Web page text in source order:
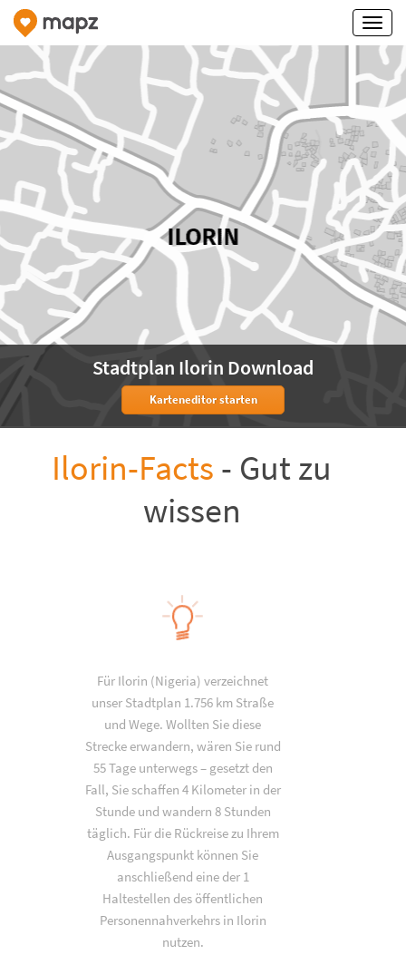
Stadtplan Ilorin Download
Karteneditor starten
Ilorin-Facts - Gut zu
wissen
Für Ilorin (Nigeria) verzeichnet
unser Stadtplan 1.756 km Straße
und Wege. Wollten Sie diese
Strecke erwandern, wären Sie rund
55 Tage unterwegs – gesetzt den
Fall, Sie schaffen 4 Kilometer in der
Stunde und wandern 8 Stunden
täglich. Für die Rückreise zu Ihrem
Ausgangspunkt können Sie
anschließend eine der 1
Haltestellen des öffentlichen
Personennahverkehrs in Ilorin
nutzen.